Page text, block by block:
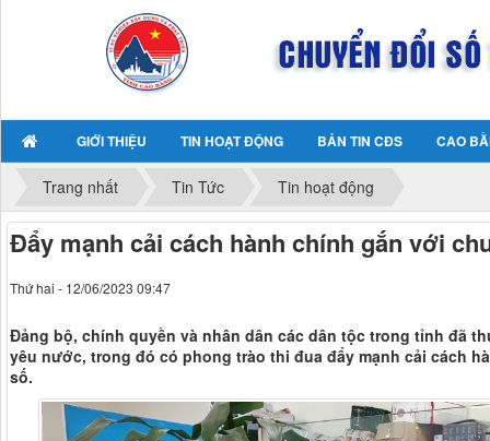
GIỚI THIỆU TIN HOẠT ĐỘNG BẢN TIN CĐS CAO
Trang nhất Tin Tức Tin hoạt động
Đẩy mạnh cải cách hành chính gắn với
Thứ hai - 12/06/2023 09:47
Đảng bộ, chính quyền và nhân dân các dân tộc trong tỉnh đã
yêu nước, trong đó có phong trào thi đua đẩy mạnh cải cách
số.